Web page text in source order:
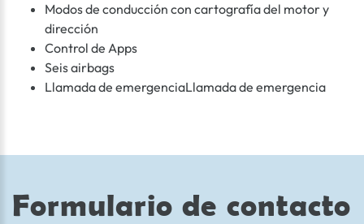
Modos de conducción con cartografía del motor y
dirección
Control de Apps
Seis airbags
Llamada de emergenciaLlamada de emergencia
Formulario de contacto